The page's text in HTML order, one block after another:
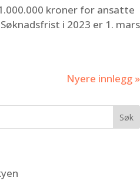
kroner for ansatte
i 2023 er 1. mars
Nyere innlegg »